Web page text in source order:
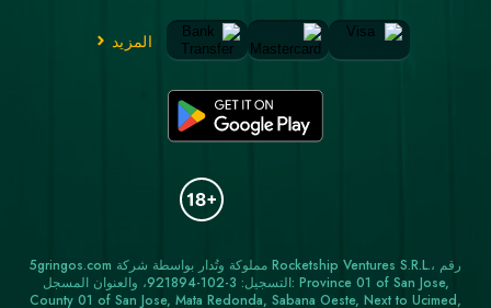
المزيد
5gringos.com مملوكة وتُدار بواسطة شركة Rocketship Ventures S.R.L.، رقم
التسجيل: 3-102-921894، والعنوان المسجل: Province 01 of San Jose,
County 01 of San Jose, Mata Redonda, Sabana Oeste, Next to Ucimed,